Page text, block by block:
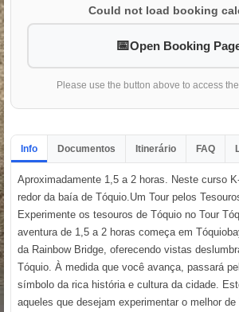
Could not load booking
Open Booking
Please use the button above to access
Info Documentos Itinerário FAQ
Aproximadamente 1,5 a 2 horas. Neste curso
redor da baía de Tóquio.Um Tour pelos
Experimente os tesouros de Tóquio no Tour
aventura de 1,5 a 2 horas começa em
da Rainbow Bridge, oferecendo vistas
Tóquio. À medida que você avança, passará
símbolo da rica história e cultura da cidade.
aqueles que desejam experimentar o melhor